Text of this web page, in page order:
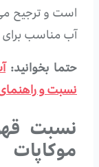
است و ترجیح
آب مناسب
حتما بخوانید:
نسبت و
نسبت
موکاپات